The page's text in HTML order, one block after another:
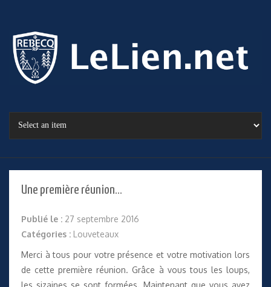
Une première réunion…
Publié le : 27 septembre 2016
Catégories : Louveteaux
Merci à tous pour votre présence et votre motivation lors
de cette première réunion. Grâce à vous tous les loups,
les sizaines se sont formées. Maintenant que vous avez